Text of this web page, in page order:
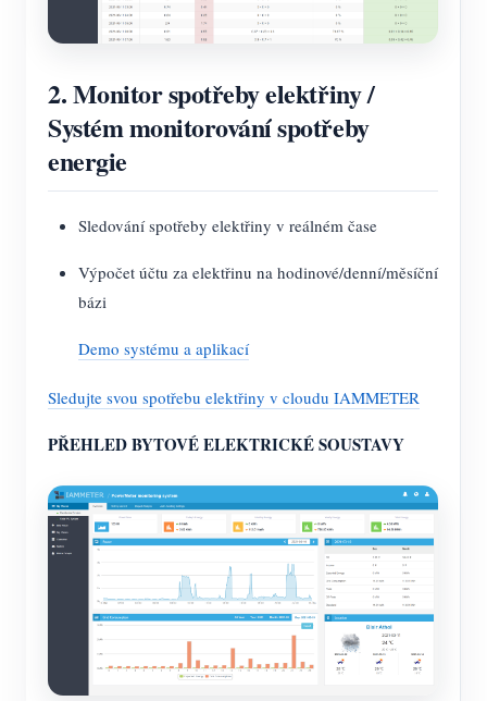
2. Monitor spotřeby elektřiny /
Systém monitorování spotřeby
energie
Sledování spotřeby elektřiny v reálném čase
Výpočet účtu za elektřinu na hodinové/denní/měsíční
bázi
Demo systému a aplikací
Sledujte svou spotřebu elektřiny v cloudu IAMMETER
PŘEHLED BYTOVÉ ELEKTRICKÉ SOUSTAVY